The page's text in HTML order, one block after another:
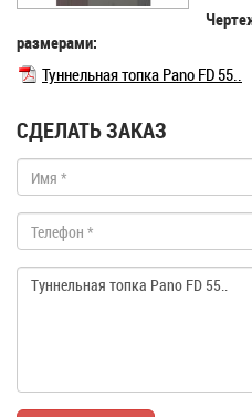
размерами:
Туннельная топка Pano FD 55..
СДЕЛАТЬ ЗАКАЗ